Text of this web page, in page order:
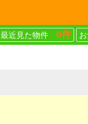
最近見た物件 0件